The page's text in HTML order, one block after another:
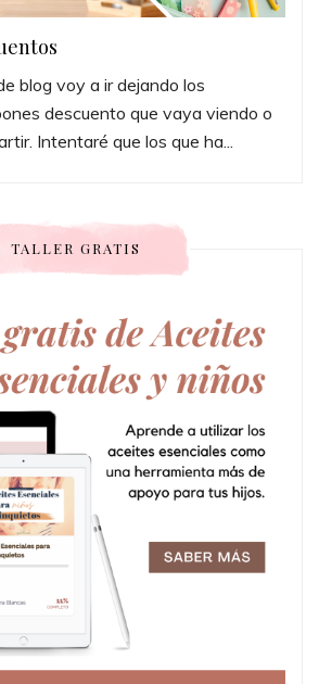
blog voy a ir dejando los
descuento que vaya viendo o
Intentaré que los que ha...
TALLER GRATIS